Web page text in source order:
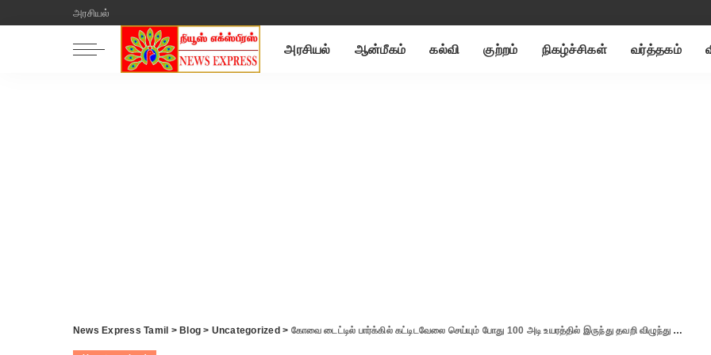
அரசியல்
அரசியல் ஆன்மீகம் கல்வி குற்றம் நிகழ்ச்சிகள் வர்த்தகம்
News Express Tamil > Blog > Uncategorized > கோவை டைட்டில் பார்க்கில் கட்டிடவேலை செய்யும் போது 100 அடி உயரத்தில் இருந்து தவறி விழுந்து வட மாநில வாலிபர் உயிரிழப்பு..!